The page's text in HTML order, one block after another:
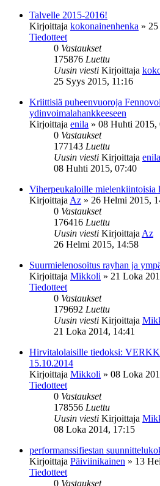
Talvelle 2015-2016!
Kirjoittaja kokonainenhenka »
Tiedotteet
0 Vastaukset
175876 Luettu
Uusin viesti Kirjoittaja
25 Syys 2015, 11:16
Kriittisiä puheenvuoroja
ydinvoimalahankkeeseen
Kirjoittaja enila » 08 Huhti 2015,
0 Vastaukset
177143 Luettu
Uusin viesti Kirjoittaja enila
08 Huhti 2015, 07:40
Viherpeukaloille mielenkiintoisia
Kirjoittaja Az » 26 Helmi 2015,
0 Vastaukset
176416 Luettu
Uusin viesti Kirjoittaja Az
26 Helmi 2015, 14:58
Suurmielenosoitus rayhan ja
Kirjoittaja Mikkoli » 21 Loka
Tiedotteet
0 Vastaukset
179692 Luettu
Uusin viesti Kirjoittaja
21 Loka 2014, 14:41
Hirvitalolaisille tiedoksi:
15.10.2014
Kirjoittaja Mikkoli » 08 Loka
Tiedotteet
0 Vastaukset
178556 Luettu
Uusin viesti Kirjoittaja
08 Loka 2014, 17:15
performanssifiestan
Kirjoittaja Päiviinikainen » 13
Tiedotteet
0 Vastaukset